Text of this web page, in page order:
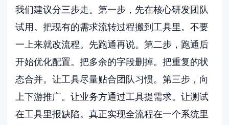
我们建议分三步走。第一步，先在核心研发团队
试用。把现有的需求流转过程搬到工具里。不要
一上来就改流程。先跑通再说。第二步，跑通后
开始优化配置。把多余的字段删掉。把重复的状
态合并。让工具尽量贴合团队习惯。第三步，向
上下游推广。让业务方通过工具提需求。让测试
在工具里报缺陷。真正实现全流程在一个系统里